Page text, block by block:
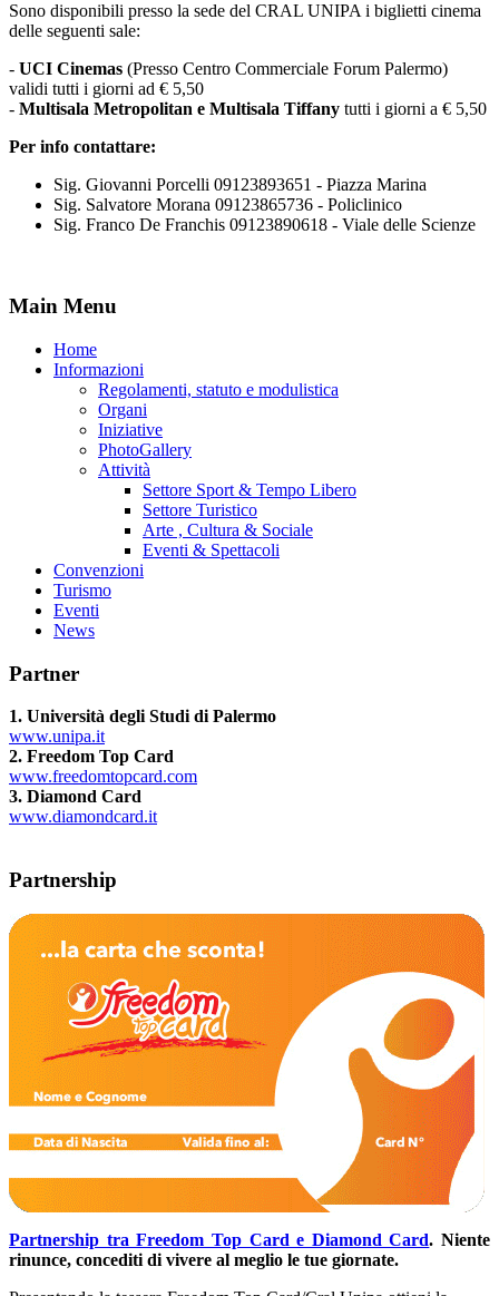
Sono disponibili presso la sede del CRAL UNIPA i biglietti cinema
delle seguenti sale:
- UCI Cinemas (Presso Centro Commerciale Forum Palermo)
validi tutti i giorni ad € 5,50
- Multisala Metropolitan e Multisala Tiffany tutti i giorni a € 5,50
Per info contattare:
Sig. Giovanni Porcelli 09123893651 - Piazza Marina
Sig. Salvatore Morana 09123865736 - Policlinico
Sig. Franco De Franchis 09123890618 - Viale delle Scienze
Main Menu
Home
Informazioni
Regolamenti, statuto e modulistica
Organi
Iniziative
PhotoGallery
Attività
Settore Sport & Tempo Libero
Settore Turistico
Arte , Cultura & Sociale
Eventi & Spettacoli
Convenzioni
Turismo
Eventi
News
Partner
1. Università degli Studi di Palermo
www.unipa.it
2. Freedom Top Card
www.freedomtopcard.com
3. Diamond Card
www.diamondcard.it
Partnership
Partnership tra Freedom Top Card e Diamond Card. Niente
rinunce, concediti di vivere al meglio le tue giornate.